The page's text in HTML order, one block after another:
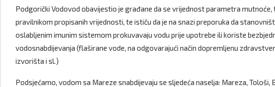
Podgorički Vodovod obavijestio je građane da se vrijednost parametra
pravilnikom propisanih vrijednosti, te ističu da je na snazi preporuka da
oslabljenim imunim sistemom prokuvavaju vodu prije upotrebe ili koriste
vodosnabdijevanja (flaširane vode, na odgovarajući način dopremljenu
izvorišta i sl.)
Podsjećamo, vodom sa Mareze snabdijevaju se sljedeća naselja: Mareza, Tološi,